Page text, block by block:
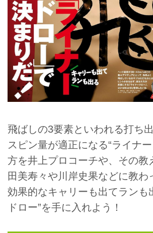
飛ばしの3要素といわれる打ち
スピン量が適正になる“ライナ
方を井上プロコーチや、その教
田美寿々や川岸史果などに教わ
効果的なキャリーも出てランも
ドロー”を手に入れよう！